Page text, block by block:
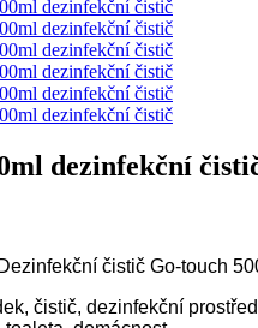
dezinfekční
Dezinfekční čistič Go-touch
čistič, dezinfekční